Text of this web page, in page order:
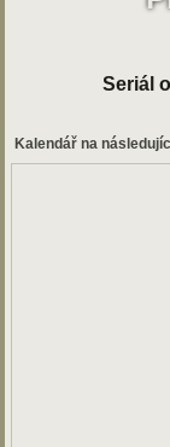
Seriál
Kalendář na